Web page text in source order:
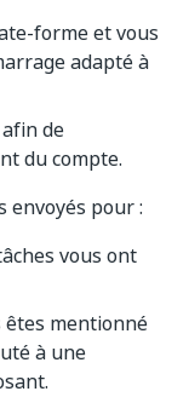
forme et vous
adapté à
de
du compte.
envoyés pour :
vous ont
mentionné
à une